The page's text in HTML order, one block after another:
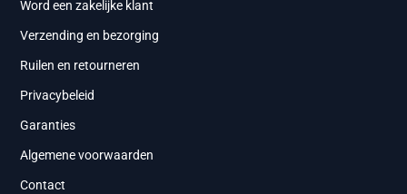
Word een zakelijke klant
Verzending en bezorging
Ruilen en retourneren
Privacybeleid
Garanties
Algemene voorwaarden
Contact